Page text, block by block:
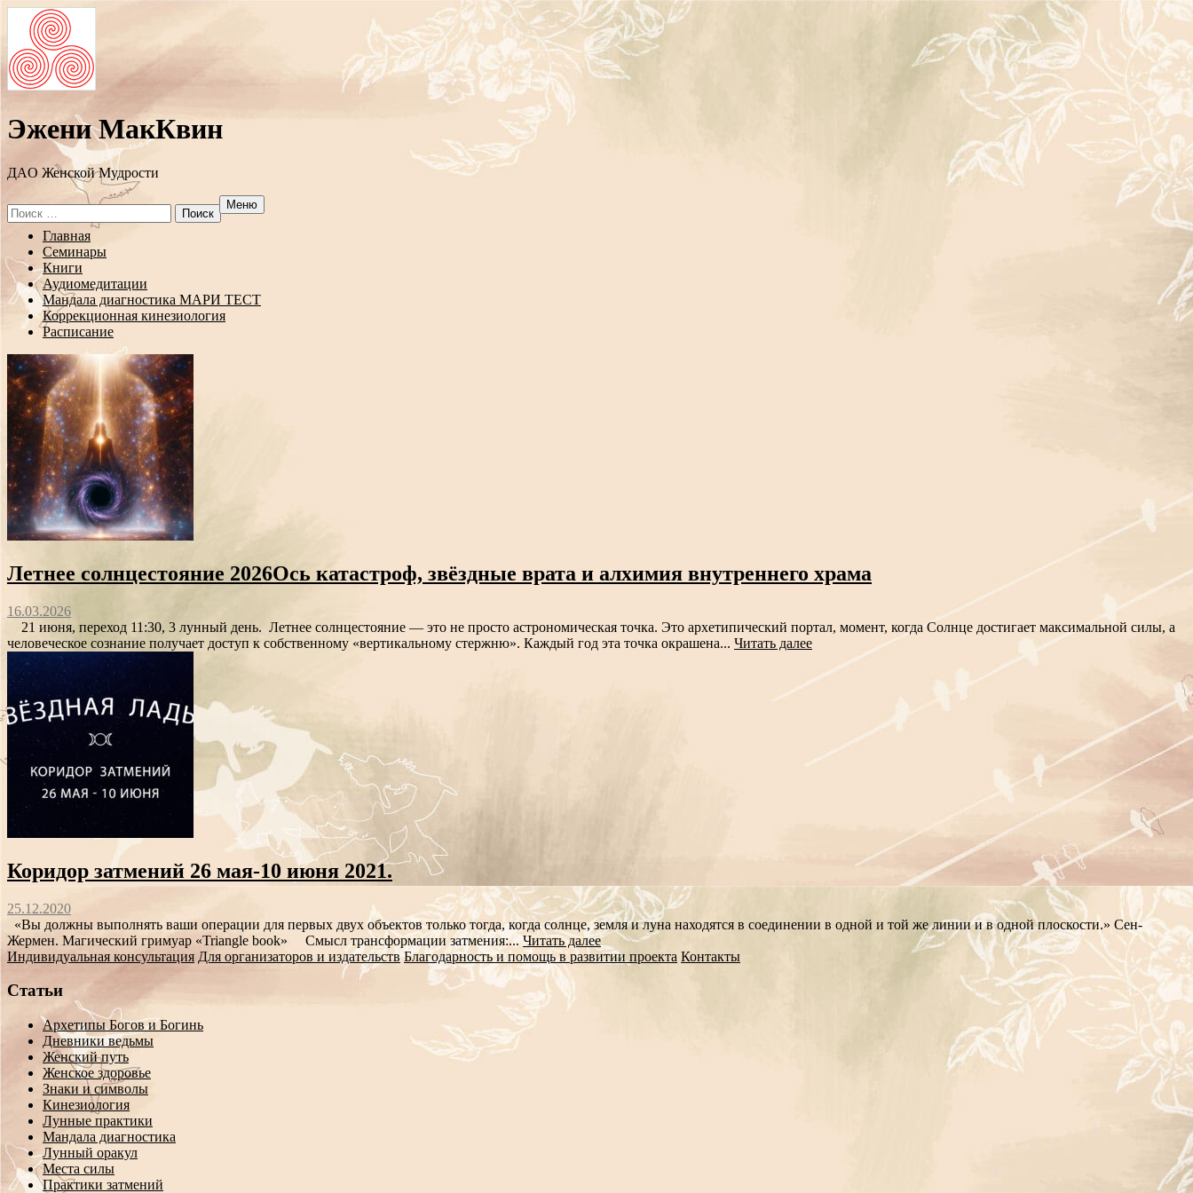
Эжени МакКвин
ДAO Женской Мудрости
Search
for:
Меню
Перейти
содержанию
Главная
Семинары
Книги
Аудиомедитации
Мандала диагностика МАРИ ТЕСТ
Коррекционная кинезиология
Расписание
Летнее солнцестояние 2026Ось катастроф, звёздные врата и алхимия внутреннего храма
16.03.2026
21 июня, переход 11:30, 3 лунный день. Летнее солнцестояние — это не просто астрономическая точка. Это архетипический портал, момент, когда Солнце достигает максимальной силы, а
человеческое сознание получает доступ к собственному «вертикальному стержню». Каждый год эта точка окрашена... Читать далее
Коридор затмений 26 мая-10 июня 2021.
25.12.2020
«Вы должны выполнять ваши операции для первых двух объектов только тогда, когда солнце, земля и луна находятся в соединении в одной и той же линии и в одной плоскости.» Сен-
Жермен. Магический гримуар «Triangle book» Смысл трансформации затмения:...Читать далее
Индивидуальная консультация Для организаторов и издательств Благодарность и помощь в развитии проекта Контакты
Статьи
Архетипы Богов и Богинь
Дневники ведьмы
Женский путь
Женское здоровье
Знаки и символы
Кинезиология
Лунные практики
Мандала диагностика
Лунный оракул
Места силы
Практики затмений